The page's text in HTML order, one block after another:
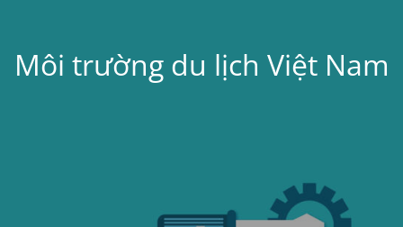
Môi trường du lịch Việt Nam